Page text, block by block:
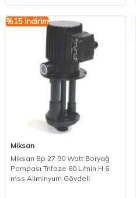
%15 İndirim
Miksan
Miksan Bp 27 90 Watt Boryağ
Pompası Trifaze 60 L/min H 6
mss Aliminyum Gövdeli